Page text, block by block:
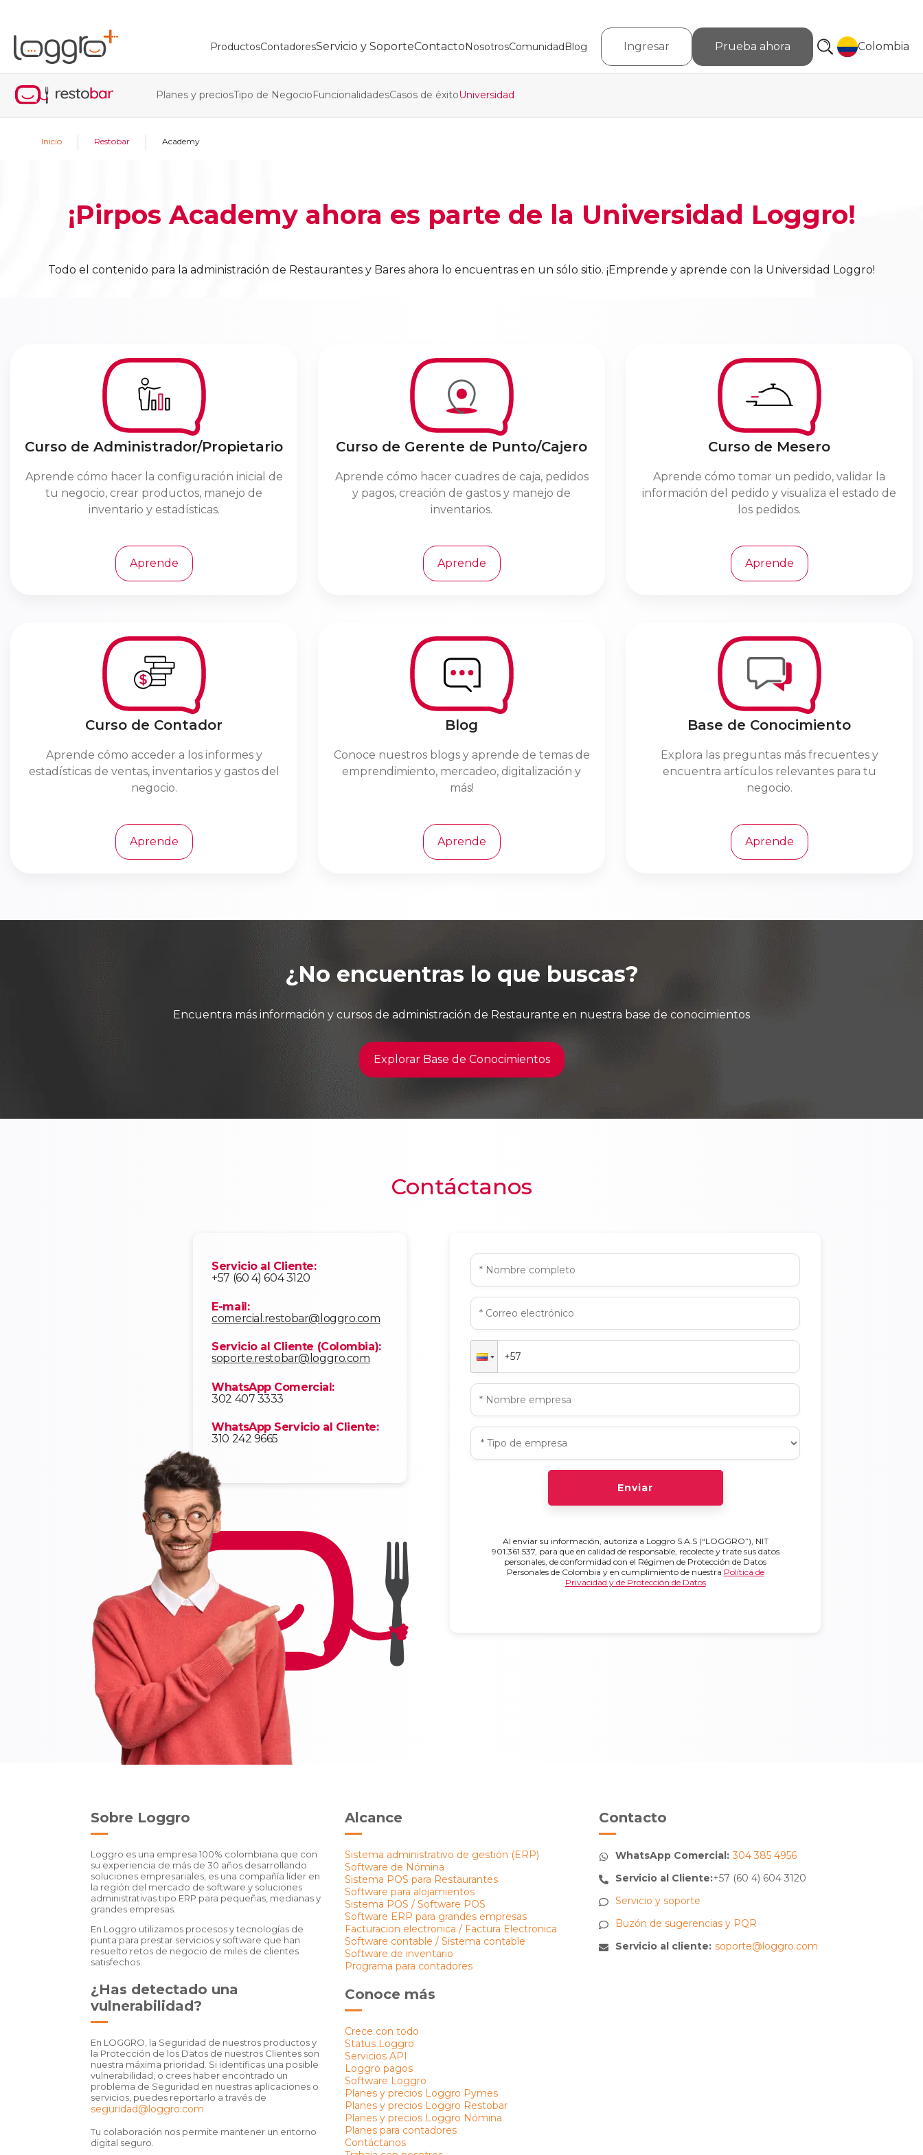
ProductosContadoresServicio y SoporteContactoNosotrosComunidadBlog Ingresar Prueba ahora Colombia
Planes y preciosTipo de NegocioFuncionalidadesCasos de éxitoUniversidad
Inicio | Restobar | Academy
¡Pirpos Academy ahora es parte de la Universidad Loggro!
Todo el contenido para la administración de Restaurantes y Bares ahora lo encuentras en un sólo sitio. ¡Emprende y aprende con la Universidad Loggro!
Curso de Administrador/Propietario
Aprende cómo hacer la configuración inicial de
tu negocio, crear productos, manejo de
inventario y estadísticas.
Aprende
Curso de Gerente de Punto/Cajero
Aprende cómo hacer cuadres de caja, pedidos
y pagos, creación de gastos y manejo de
inventarios.
Aprende
Curso de Mesero
Aprende cómo tomar un pedido, validar la
información del pedido y visualiza el estado de
los pedidos.
Aprende
Curso de Contador
Aprende cómo acceder a los informes y
estadísticas de ventas, inventarios y gastos del
negocio.
Aprende
Blog
Conoce nuestros blogs y aprende de temas de
emprendimiento, mercadeo, digitalización y
más!
Aprende
Base de Conocimiento
Explora las preguntas más frecuentes y
encuentra artículos relevantes para tu
negocio.
Aprende
¿No encuentras lo que buscas?
Encuentra más información y cursos de administración de Restaurante en nuestra base de conocimientos
Explorar Base de Conocimientos
Contáctanos
Servicio al Cliente:
+57 (60 4) 604 3120
E-mail:
comercial.restobar@loggro.com
Servicio al Cliente (Colombia):
soporte.restobar@loggro.com
WhatsApp Comercial:
302 407 3333
WhatsApp Servicio al Cliente:
310 242 9665
Enviar
Al enviar su información, autoriza a Loggro S.A.S (“LOGGRO”), NIT
901.361.537, para que en calidad de responsable, recolecte y trate sus datos
personales, de conformidad con el Régimen de Protección de Datos
Personales de Colombia y en cumplimiento de nuestra Política de
Privacidad y de Protección de Datos
Sobre Loggro
Loggro es una empresa 100% colombiana que con
su experiencia de más de 30 años desarrollando
soluciones empresariales, es una compañía líder en
la región del mercado de software y soluciones
administrativas tipo ERP para pequeñas, medianas y
grandes empresas.
En Loggro utilizamos procesos y tecnologías de
punta para prestar servicios y software que han
resuelto retos de negocio de miles de clientes
satisfechos.
¿Has detectado una
vulnerabilidad?
En LOGGRO, la Seguridad de nuestros productos y
la Protección de los Datos de nuestros Clientes son
nuestra máxima prioridad. Si identificas una posible
vulnerabilidad, o crees haber encontrado un
problema de Seguridad en nuestras aplicaciones o
servicios, puedes reportarlo a través de
seguridad@loggro.com
Tu colaboración nos permite mantener un entorno
digital seguro.
Alcance
Sistema administrativo de gestión (ERP)
Software de Nómina
Sistema POS para Restaurantes
Software para alojamientos
Sistema POS / Software POS
Software ERP para grandes empresas
Facturacion electronica / Factura Electronica
Software contable / Sistema contable
Software de inventario
Programa para contadores
Conoce más
Crece con todo
Status Loggro
Servicios API
Loggro pagos
Software Loggro
Planes y precios Loggro Pymes
Planes y precios Loggro Restobar
Planes y precios Loggro Nómina
Planes para contadores
Contáctanos
Contacto
WhatsApp Comercial: 304 385 4956
Servicio al Cliente:+57 (60 4) 604 3120
Servicio y soporte
Buzón de sugerencias y PQR
Servicio al cliente: soporte@loggro.com